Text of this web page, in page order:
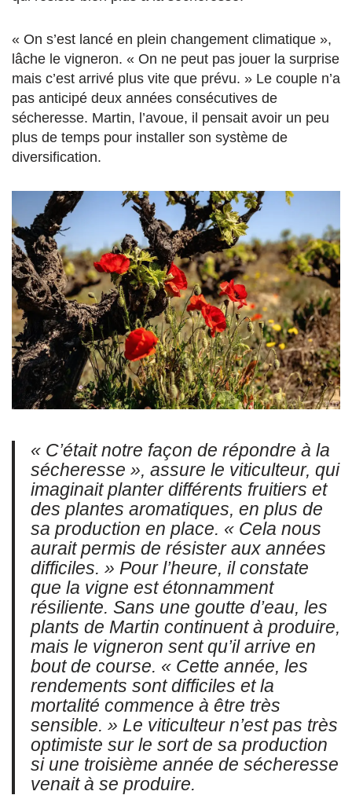
« On s’est lancé en plein changement climatique »,
lâche le vigneron. « On ne peut pas jouer la surprise
mais c’est arrivé plus vite que prévu. » Le couple n’a
pas anticipé deux années consécutives de
sécheresse. Martin, l’avoue, il pensait avoir un peu
plus de temps pour installer son système de
diversification.
« C’était notre façon de répondre à la
sécheresse », assure le viticulteur, qui
imaginait planter différents fruitiers et
des plantes aromatiques, en plus de
sa production en place. « Cela nous
aurait permis de résister aux années
difficiles. » Pour l’heure, il constate
que la vigne est étonnamment
résiliente. Sans une goutte d’eau, les
plants de Martin continuent à produire,
mais le vigneron sent qu’il arrive en
bout de course. « Cette année, les
rendements sont difficiles et la
mortalité commence à être très
sensible. » Le viticulteur n’est pas très
optimiste sur le sort de sa production
si une troisième année de sécheresse
venait à se produire.